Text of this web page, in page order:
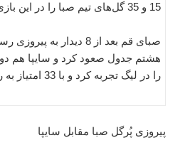
15 و 35 گل‌های تیم صبا را در این بازی به ثمر رساندند.
هشتم جدول صعود کرد و سایپا هم
را در لیگ تجربه کرد و با 33 امتیاز به رده نهم سقوط کرد.
پیروزی پُرگل صبا مقابل سایپا